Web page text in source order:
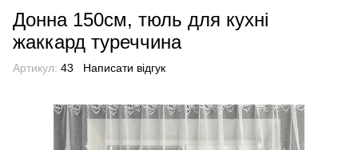
Донна 150см, тюль для кухні
жаккард туреччина
Артикул: 43 Написати відгук